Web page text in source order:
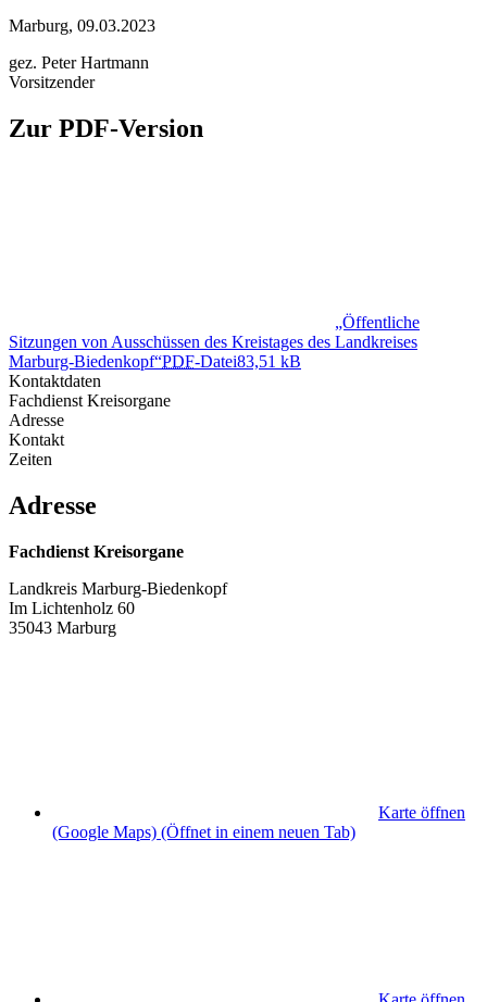
Marburg, 09.03.2023
gez. Peter Hartmann
Vorsitzender
Zur PDF-Version
„Öffentliche
Sitzungen von Ausschüssen des Kreistages des Landkreises
Marburg-Biedenkopf“PDF-Datei83,51 kB
Kontaktdaten
Fachdienst Kreisorgane
Adresse
Kontakt
Zeiten
Adresse
Fachdienst Kreisorgane
Landkreis Marburg-Biedenkopf
Im Lichtenholz 60
35043 Marburg
Karte öffnen
(Google Maps) (Öffnet in einem neuen Tab)